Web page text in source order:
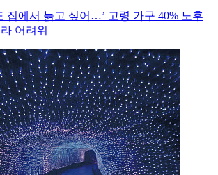
집에서 늙고 싶어…’ 고령 가구 40% 노후
어려워